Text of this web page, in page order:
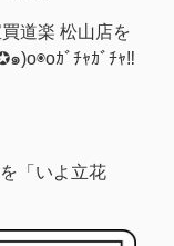
道楽 松山店を
)o◉oｶﾞﾁｬｶﾞﾁｬ‼
「いよ立花